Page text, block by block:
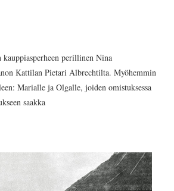
kauppiasperheen perillinen Nina
Kattilan Pietari Albrechtilta. Myöhemmin
Marialle ja Olgalle, joiden omistuksessa
saakka